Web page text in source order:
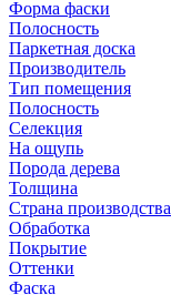
Форма фаски
Полосность
Паркетная доска
Производитель
Тип помещения
Полосность
Селекция
На ощупь
Порода дерева
Толщина
Страна производства
Обработка
Покрытие
Оттенки
Фаска